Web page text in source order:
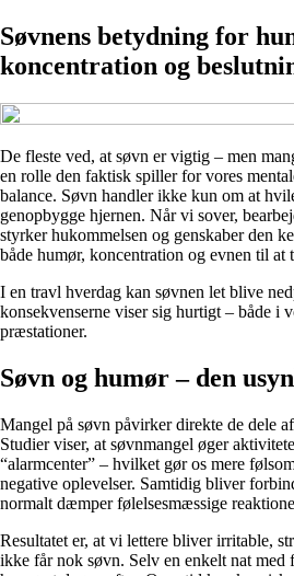
Søvnens betydning for
koncentration og
De fleste ved, at søvn er vigtig – men
en rolle den faktisk spiller for vores
balance. Søvn handler ikke kun om at
genopbygge hjernen. Når vi sover,
styrker hukommelsen og genskaber den
både humør, koncentration og evnen til at
I en travl hverdag kan søvnen let blive
konsekvenserne viser sig hurtigt – både i
præstationer.
Søvn og humør – den
Mangel på søvn påvirker direkte de dele
Studier viser, at søvnmangel øger
“alarmcenter” – hvilket gør os mere
negative oplevelser. Samtidig bliver
normalt dæmper følelsesmæssige
Resultatet er, at vi lettere bliver irritable,
ikke får nok søvn. Selv en enkelt nat